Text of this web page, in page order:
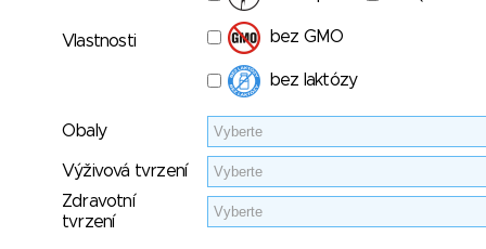
Vlastnosti bez GMO
bez laktózy
Obaly
Výživová tvrzení
Zdravotní
tvrzení